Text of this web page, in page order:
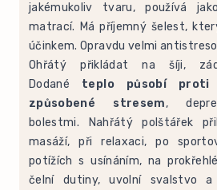
jakémukoliv tvaru, používá
matrací. Má příjemný šelest,
účinkem. Opravdu velmi
Ohřátý přikládat na šíji,
Dodané teplo působí proti
způsobené stresem,
bolestmi. Nahřátý polštářek
masáží, při relaxaci, po
potížích s usínáním, na
čelní dutiny, uvolní svalstvo a